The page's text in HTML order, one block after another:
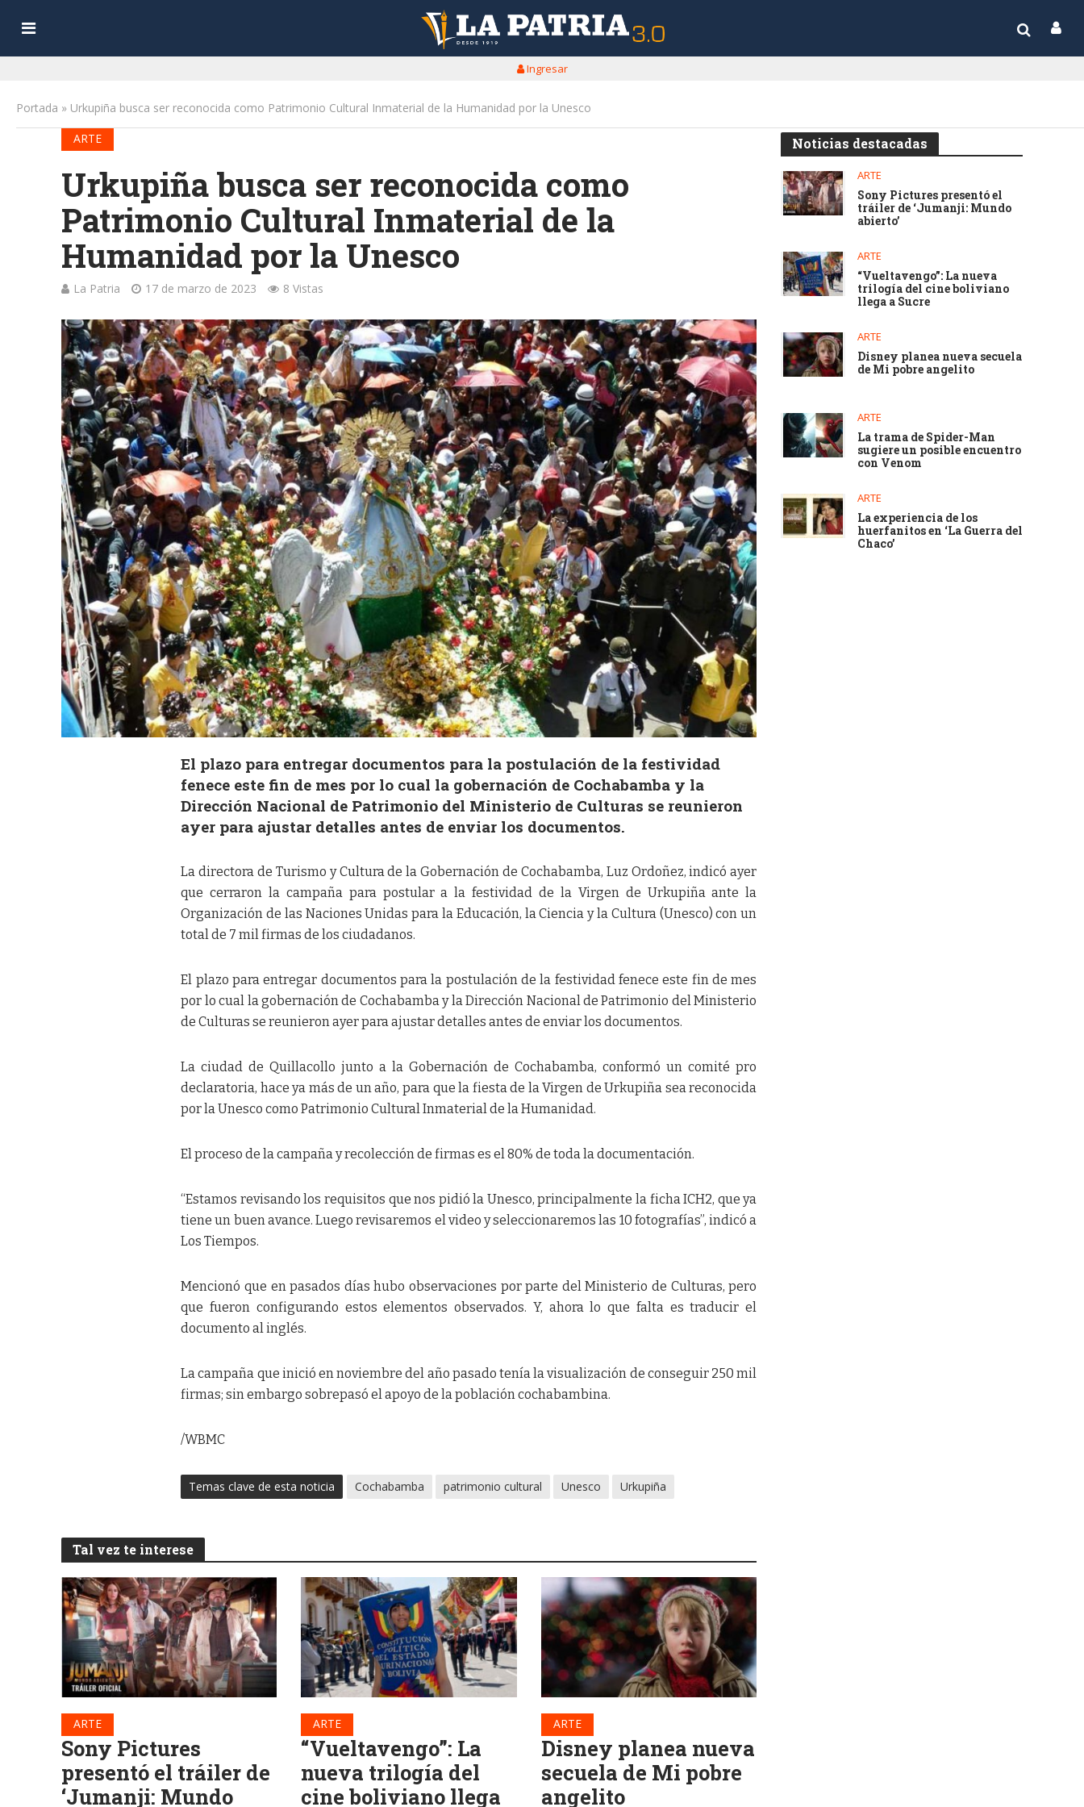
Ingresar
Portada » Urkupiña busca ser reconocida como Patrimonio Cultural Inmaterial de la Humanidad por la Unesco
ARTE
Urkupiña busca ser reconocida como
Patrimonio Cultural Inmaterial de la
Humanidad por la Unesco
La Patria 17 de marzo de 2023 8 Vistas
El plazo para entregar documentos para la postulación de la festividad
fenece este fin de mes por lo cual la gobernación de Cochabamba y la
Dirección Nacional de Patrimonio del Ministerio de Culturas se reunieron
ayer para ajustar detalles antes de enviar los documentos.
La directora de Turismo y Cultura de la Gobernación de Cochabamba, Luz Ordoñez, indicó ayer
que cerraron la campaña para postular a la festividad de la Virgen de Urkupiña ante la
Organización de las Naciones Unidas para la Educación, la Ciencia y la Cultura (Unesco) con un
total de 7 mil firmas de los ciudadanos.
El plazo para entregar documentos para la postulación de la festividad fenece este fin de mes
por lo cual la gobernación de Cochabamba y la Dirección Nacional de Patrimonio del Ministerio
de Culturas se reunieron ayer para ajustar detalles antes de enviar los documentos.
La ciudad de Quillacollo junto a la Gobernación de Cochabamba, conformó un comité pro
declaratoria, hace ya más de un año, para que la fiesta de la Virgen de Urkupiña sea reconocida
por la Unesco como Patrimonio Cultural Inmaterial de la Humanidad.
El proceso de la campaña y recolección de firmas es el 80% de toda la documentación.
“Estamos revisando los requisitos que nos pidió la Unesco, principalmente la ficha ICH2, que ya
tiene un buen avance. Luego revisaremos el video y seleccionaremos las 10 fotografías”, indicó a
Los Tiempos.
Mencionó que en pasados días hubo observaciones por parte del Ministerio de Culturas, pero
que fueron configurando estos elementos observados. Y, ahora lo que falta es traducir el
documento al inglés.
La campaña que inició en noviembre del año pasado tenía la visualización de conseguir 250 mil
firmas; sin embargo sobrepasó el apoyo de la población cochabambina.
/WBMC
Temas clave de esta noticia Cochabamba patrimonio cultural Unesco Urkupiña
Tal vez te interese
ARTE
Sony Pictures
presentó el tráiler de
‘Jumanji: Mundo
ARTE
“Vueltavengo”: La
nueva trilogía del
cine boliviano llega
ARTE
Disney planea nueva
secuela de Mi pobre
angelito
Noticias destacadas
ARTE
Sony Pictures presentó el
tráiler de ‘Jumanji: Mundo
abierto’
ARTE
“Vueltavengo”: La nueva
trilogía del cine boliviano
llega a Sucre
ARTE
Disney planea nueva secuela
de Mi pobre angelito
ARTE
La trama de Spider-Man
sugiere un posible encuentro
con Venom
ARTE
La experiencia de los
huerfanitos en ‘La Guerra del
Chaco’